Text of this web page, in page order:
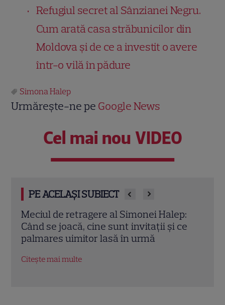
Refugiul secret al Sânzianei Negru.
Cum arată casa străbunicilor din
Moldova și de ce a investit o avere
într-o vilă în pădure
Simona Halep
Urmărește-ne pe Google News
Cel mai nou VIDEO
PE ACELAȘI SUBIECT
Simona Halep, apariție de senzație la 34
de ani. Unde a fugit fostul lider WTA
pentru un weekend de vis
Citește mai multe